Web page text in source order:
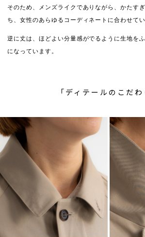
そのため、メンズライクでありながら、かたす
ち、女性のあらゆるコーディネートに合わせてい
逆に丈は、ほどよい分量感がでるように生地を
になっています。
「ディテールのこだわ